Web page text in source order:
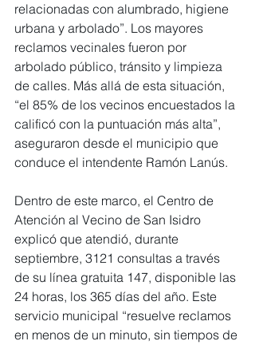
relacionadas con alumbrado, higiene
urbana y arbolado”. Los mayores
reclamos vecinales fueron por
arbolado público, tránsito y limpieza
de calles. Más allá de esta situación,
“el 85% de los vecinos encuestados la
calificó con la puntuación más alta”,
aseguraron desde el municipio que
conduce el intendente Ramón Lanús.
Dentro de este marco, el Centro de
Atención al Vecino de San Isidro
explicó que atendió, durante
septiembre, 3121 consultas a través
de su línea gratuita 147, disponible las
24 horas, los 365 días del año. Este
servicio municipal “resuelve reclamos
en menos de un minuto, sin tiempos de